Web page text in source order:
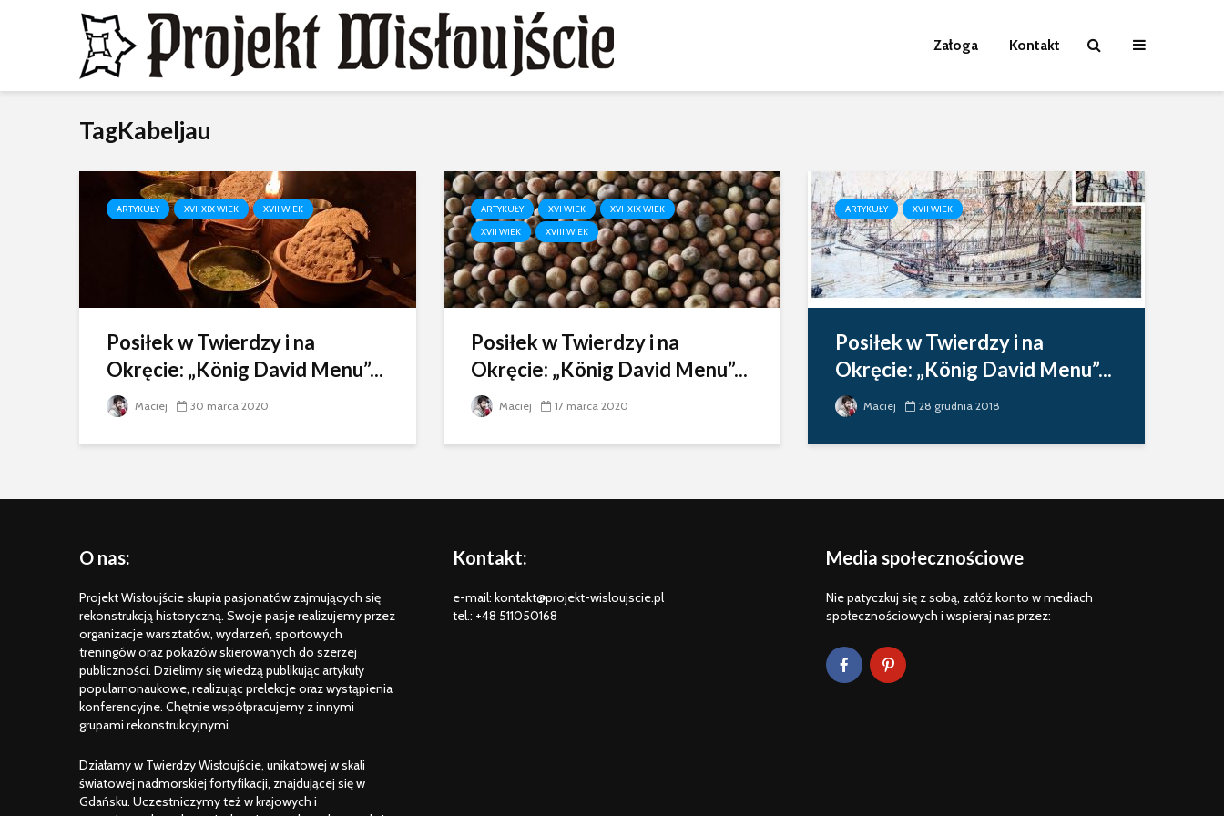
Załoga Kontakt
TagKabeljau
ARTYKUŁY XVI-XIX WIEK XVII WIEK
Posiłek w Twierdzy i na
Okręcie: „König David Menu”...
Maciej 30 marca 2020
ARTYKUŁY XVI WIEK
XVI-XIX WIEK
XVII WIEK
XVIII WIEK
Posiłek w Twierdzy i na
Okręcie: „König David Menu”...
Maciej 17 marca 2020
ARTYKUŁY XVII WIEK
Posiłek w Twierdzy i na
Okręcie: „König David Menu”...
Maciej 28 grudnia 2018
O nas:
Projekt Wisłoujście skupia pasjonatów zajmujących się
rekonstrukcją historyczną. Swoje pasje realizujemy przez
organizacje warsztatów, wydarzeń, sportowych
treningów oraz pokazów skierowanych do szerzej
publiczności. Dzielimy się wiedzą publikując artykuły
popularnonaukowe, realizując prelekcje oraz wystąpienia
konferencyjne. Chętnie współpracujemy z innymi
grupami rekonstrukcyjnymi.
Działamy w Twierdzy Wisłoujście, unikatowej w skali
światowej nadmorskiej fortyfikacji, znajdującej się w
Gdańsku. Uczestniczymy też w krajowych i
Kontakt:
e-mail: kontakt@projekt-wisloujscie.pl
tel.: +48 511050168
Media społecznościowe
Nie patyczkuj się z sobą, załóż konto w mediach
społecznościowych i wspieraj nas przez: